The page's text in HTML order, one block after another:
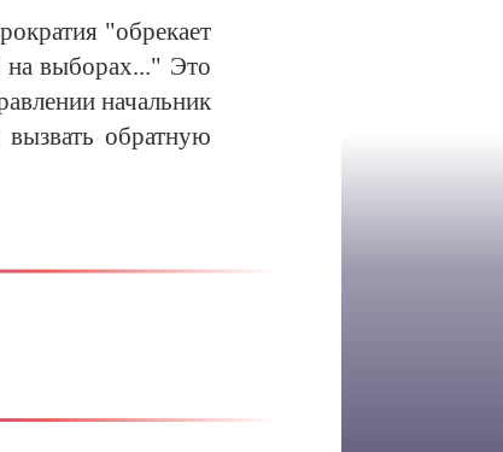
"обрекает
на выборах..." Это
начальник
обратную